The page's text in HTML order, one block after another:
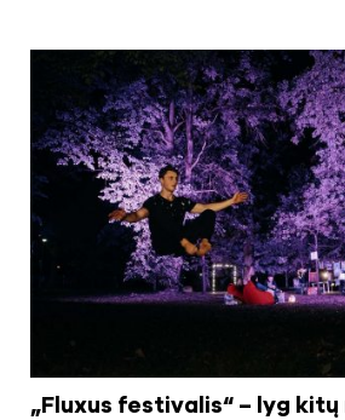
„Fluxus festivalis“ – lyg